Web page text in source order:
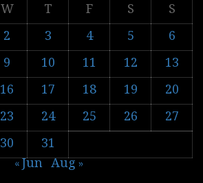
W T F S
S
2 3 4 5
6
9 10 11 12
13
16 17 18 19
20
23 24 25 26
27
30
31
« Jun Aug »